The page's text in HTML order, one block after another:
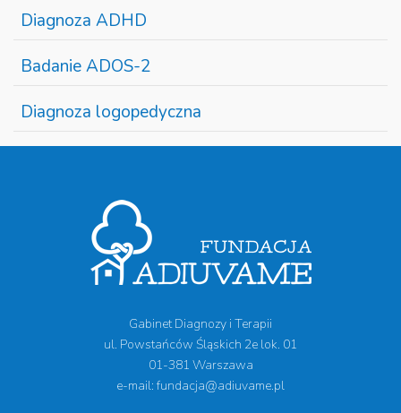
Diagnoza ADHD
Badanie ADOS-2
Diagnoza logopedyczna
Gabinet Diagnozy i Terapii
ul. Powstańców Śląskich 2e lok. 01
01-381 Warszawa
e-mail: fundacja@adiuvame.pl